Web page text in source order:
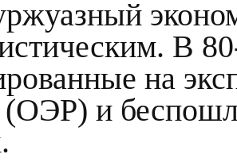
В
на
и